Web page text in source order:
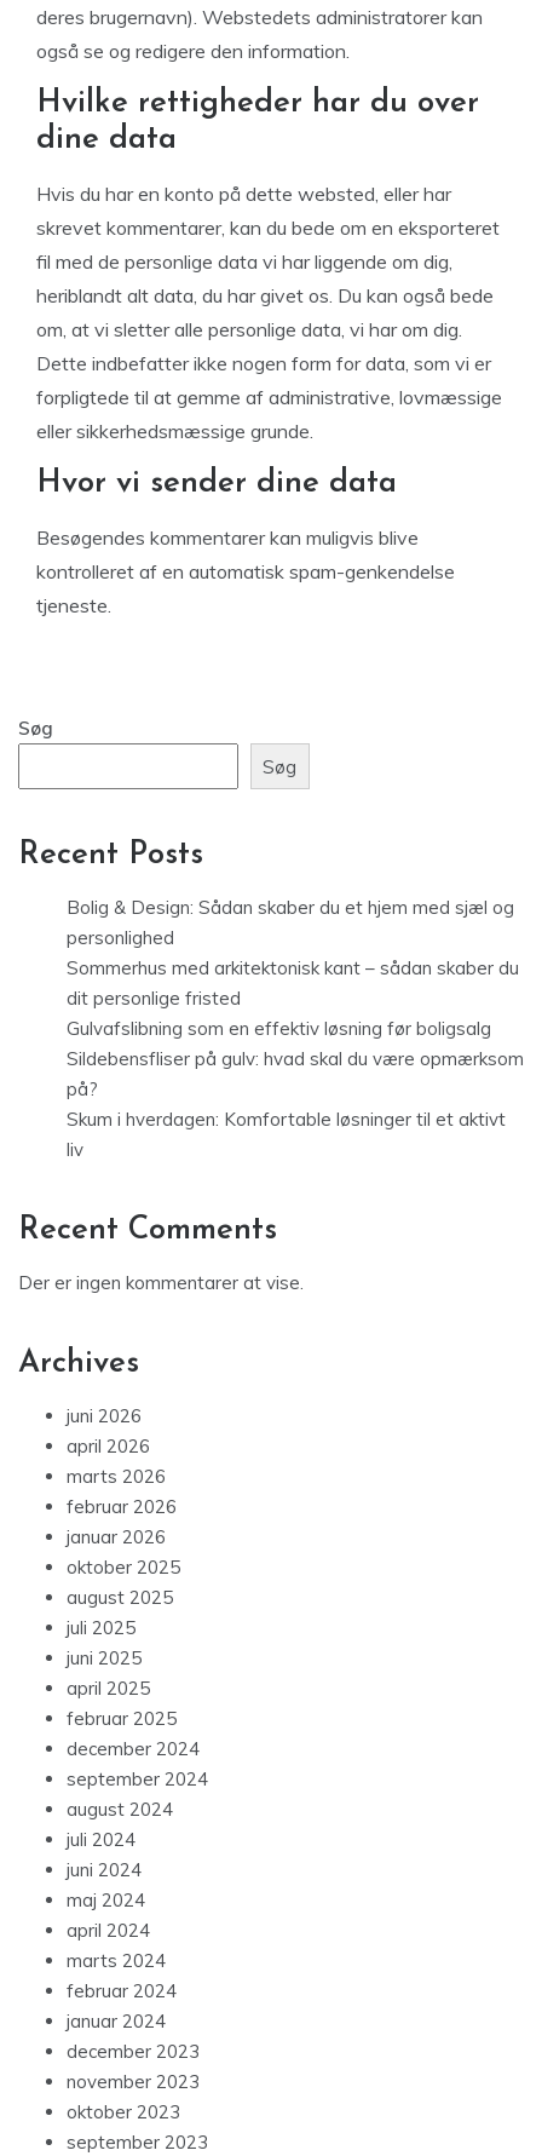
deres brugernavn). Webstedets administratorer kan
også se og redigere den information.
Hvilke rettigheder har du over
dine data
Hvis du har en konto på dette websted, eller har
skrevet kommentarer, kan du bede om en eksporteret
fil med de personlige data vi har liggende om dig,
heriblandt alt data, du har givet os. Du kan også bede
om, at vi sletter alle personlige data, vi har om dig.
Dette indbefatter ikke nogen form for data, som vi er
forpligtede til at gemme af administrative, lovmæssige
eller sikkerhedsmæssige grunde.
Hvor vi sender dine data
Besøgendes kommentarer kan muligvis blive
kontrolleret af en automatisk spam-genkendelse
tjeneste.
Søg
Søg
Recent Posts
Bolig & Design: Sådan skaber du et hjem med sjæl og
personlighed
Sommerhus med arkitektonisk kant – sådan skaber du
dit personlige fristed
Gulvafslibning som en effektiv løsning før boligsalg
Sildebensfliser på gulv: hvad skal du være opmærksom
på?
Skum i hverdagen: Komfortable løsninger til et aktivt
liv
Recent Comments
Der er ingen kommentarer at vise.
Archives
juni 2026
april 2026
marts 2026
februar 2026
januar 2026
oktober 2025
august 2025
juli 2025
juni 2025
april 2025
februar 2025
december 2024
september 2024
august 2024
juli 2024
juni 2024
maj 2024
april 2024
marts 2024
februar 2024
januar 2024
december 2023
november 2023
oktober 2023
september 2023